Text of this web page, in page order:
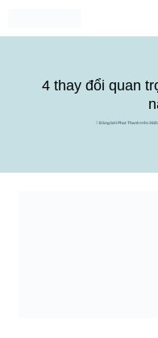
4 thay đổi quan
Đăng bởi Phat Thanh trên 26/